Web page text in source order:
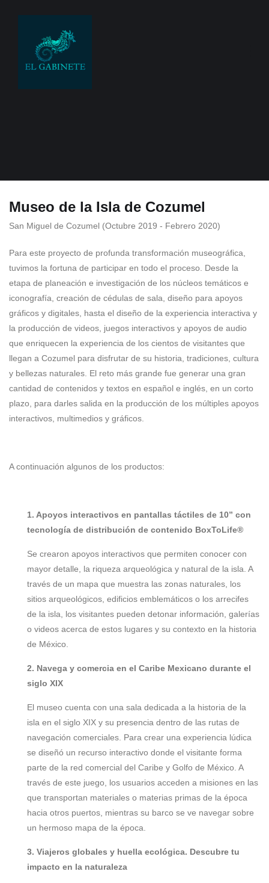
Museo de la Isla de Cozumel
San Miguel de Cozumel (Octubre 2019 - Febrero 2020)
Para este proyecto de profunda transformación museográfica,
tuvimos la fortuna de participar en todo el proceso. Desde la
etapa de planeación e investigación de los núcleos temáticos e
iconografía, creación de cédulas de sala, diseño para apoyos
gráficos y digitales, hasta el diseño de la experiencia interactiva y
la producción de videos, juegos interactivos y apoyos de audio
que enriquecen la experiencia de los cientos de visitantes que
llegan a Cozumel para disfrutar de su historia, tradiciones, cultura
y bellezas naturales. El reto más grande fue generar una gran
cantidad de contenidos y textos en español e inglés, en un corto
plazo, para darles salida en la producción de los múltiples apoyos
interactivos, multimedios y gráficos.
A continuación algunos de los productos:
1. Apoyos interactivos en pantallas táctiles de 10” con
tecnología de distribución de contenido BoxToLife®
Se crearon apoyos interactivos que permiten conocer con
mayor detalle, la riqueza arqueológica y natural de la isla. A
través de un mapa que muestra las zonas naturales, los
sitios arqueológicos, edificios emblemáticos o los arrecifes
de la isla, los visitantes pueden detonar información, galerías
o videos acerca de estos lugares y su contexto en la historia
de México.
2. Navega y comercia en el Caribe Mexicano durante el
siglo XIX
El museo cuenta con una sala dedicada a la historia de la
isla en el siglo XIX y su presencia dentro de las rutas de
navegación comerciales. Para crear una experiencia lúdica
se diseñó un recurso interactivo donde el visitante forma
parte de la red comercial del Caribe y Golfo de México. A
través de este juego, los usuarios acceden a misiones en las
que transportan materiales o materias primas de la época
hacia otros puertos, mientras su barco se ve navegar sobre
un hermoso mapa de la época.
3. Viajeros globales y huella ecológica. Descubre tu
impacto en la naturaleza